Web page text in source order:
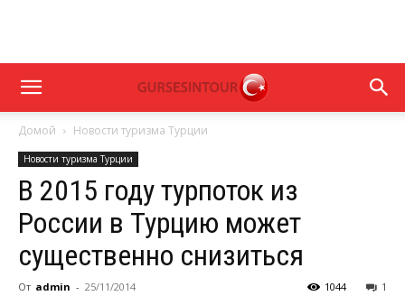
Домой Новости туризма Турции
Новости туризма Турции
В 2015 году турпоток из
России в Турцию может
существенно снизиться
От admin - 25/11/2014 1
1044